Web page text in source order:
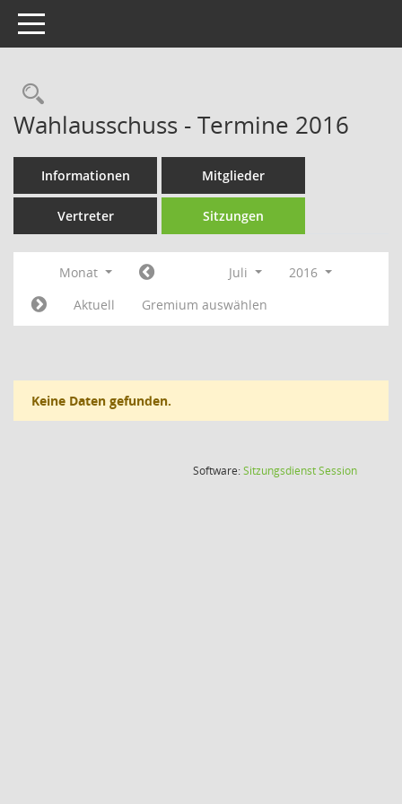
Toggle navigation
Rechercheauswahl
Wahlausschuss - Termine 2016
Informationen Mitglieder
Vertreter Sitzungen
Monat Juli
2016
Aktuell
Gremium auswählen
Keine Daten gefunden.
Software:SitzungsdienstSession(Wird in